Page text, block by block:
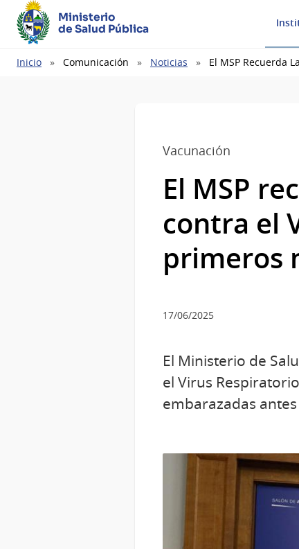
Ministerio
de Salud Pública
Ruta
Inicio Comunicación Noticias El MSP Recuerda
Vacunación
El MSP
contra el
primeros
17/06/2025
El Ministerio de
el Virus
embarazadas